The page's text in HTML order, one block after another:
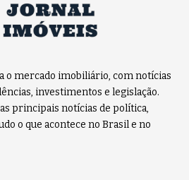
o mercado imobiliário, com notícias
investimentos e legislação.
principais notícias de política,
o que acontece no Brasil e no